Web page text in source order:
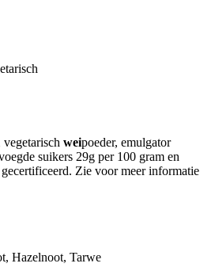
vegetarisch weipoeder, emulgator
suikers 29g per 100 gram en
Zie voor meer informatie
Hazelnoot, Tarwe